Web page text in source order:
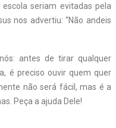
seriam evitadas pela
nos advertiu: “Não andeis
antes de tirar qualquer
é preciso ouvir quem quer
não será fácil, mas é a
Peça a ajuda Dele!